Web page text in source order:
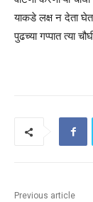
याकडे लक्ष न देता
पुढच्या गप्पात त्या
Previous article